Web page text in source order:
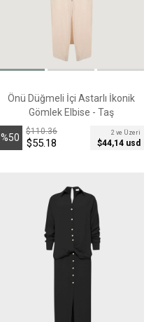
Önü Düğmeli İçi Astarlı İkonik
Gömlek Elbise - Taş
%50 $55.18
$110.36 2 ve Üzeri
$44,14 usd